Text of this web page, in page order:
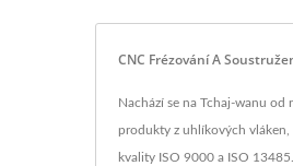
CNC Frézování A
Nachází se na Tchaj-wanu od
produkty z uhlíkových
kvality ISO 9000 a ISO 13485.